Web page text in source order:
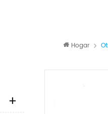
Hogar